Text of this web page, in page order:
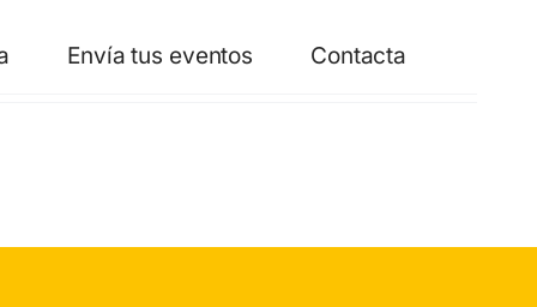
Envía tus eventos Contacta